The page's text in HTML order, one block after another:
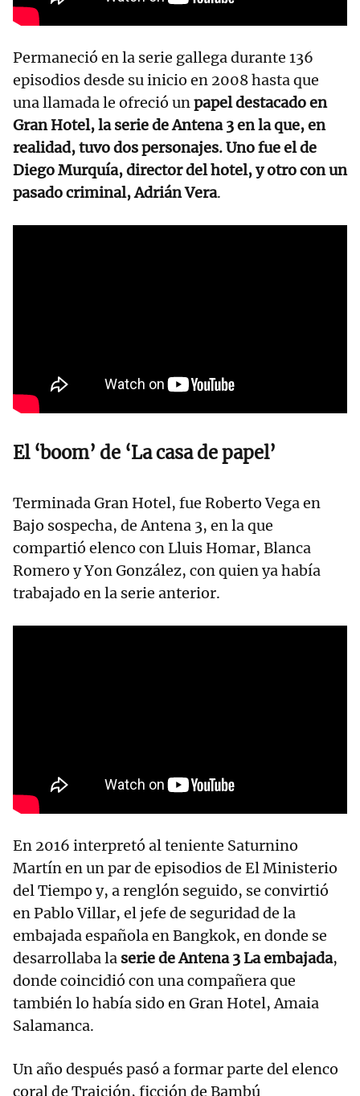
Permaneció en la serie gallega durante 136
episodios desde su inicio en 2008 hasta que
una llamada le ofreció unpapel destacado en
Gran Hotel, la serie de Antena 3 en la que, en
realidad, tuvo dos personajes. Uno fue el de
Diego Murquía, director del hotel, y otro con un
pasado criminal, Adrián Vera.
El ‘boom’ de ‘La casa de papel’
Terminada Gran Hotel, fue Roberto Vega en
Bajo sospecha, de Antena 3, en la que
compartió elenco con Lluis Homar, Blanca
Romero y Yon González, con quien ya había
trabajado en la serie anterior.
En 2016 interpretó al teniente Saturnino
Martín en un par de episodios de El Ministerio
del Tiempo y, a renglón seguido, se convirtió
en Pablo Villar, el jefe de seguridad de la
embajada española en Bangkok, en donde se
desarrollaba la serie de Antena 3 La embajada,
donde coincidió con una compañera que
también lo había sido en Gran Hotel, Amaia
Salamanca.
Un año después pasó a formar parte del elenco
coral de Traición, ficción de Bambú